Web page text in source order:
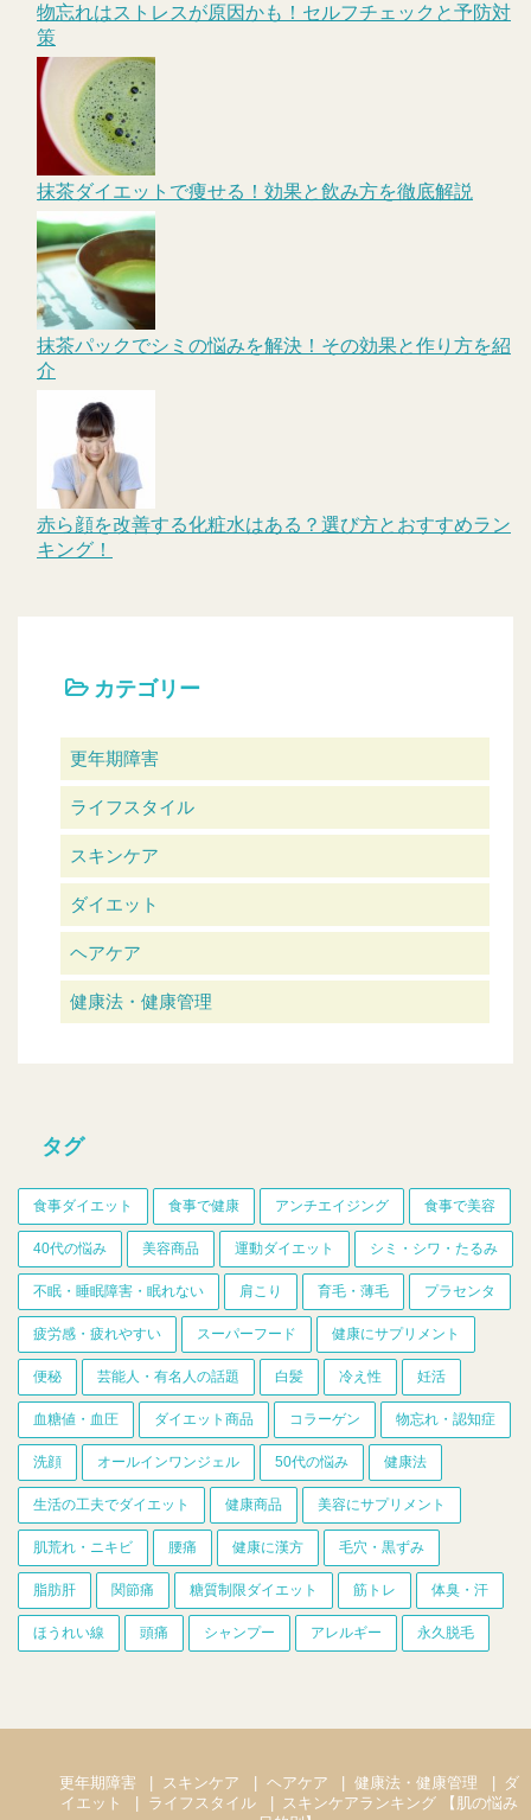
物忘れはストレスが原因かも！セルフチェックと予防対
策
抹茶ダイエットで痩せる！効果と飲み方を徹底解説
抹茶パックでシミの悩みを解決！その効果と作り方を紹
介
赤ら顔を改善する化粧水はある？選び方とおすすめラン
キング！
カテゴリー
更年期障害
ライフスタイル
スキンケア
ダイエット
ヘアケア
健康法・健康管理
タグ
食事ダイエット 食事で健康 アンチエイジング 食事で美容
40代の悩み 美容商品 運動ダイエット シミ・シワ・たるみ
不眠・睡眠障害・眠れない 肩こり 育毛・薄毛 プラセンタ
疲労感・疲れやすい スーパーフード 健康にサプリメント
便秘 芸能人・有名人の話題 白髪 冷え性 妊活
血糖値・血圧 ダイエット商品 コラーゲン 物忘れ・認知症
洗顔 オールインワンジェル 50代の悩み 健康法
生活の工夫でダイエット 健康商品 美容にサプリメント
肌荒れ・ニキビ 腰痛 健康に漢方 毛穴・黒ずみ
脂肪肝 関節痛 糖質制限ダイエット 筋トレ 体臭・汗
ほうれい線 頭痛 シャンプー アレルギー 永久脱毛
更年期障害 スキンケア ヘアケア 健康法・健康管理
ダ
イエット
ライフスタイル
スキンケアランキング 【肌の悩み